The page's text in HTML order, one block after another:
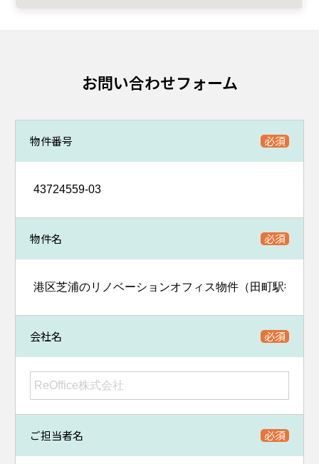
お問い合わせフォーム
物件番号
物件名
会社名
ご担当者名